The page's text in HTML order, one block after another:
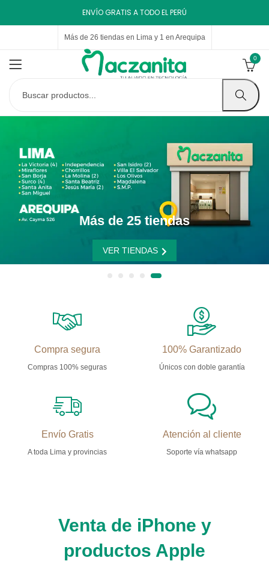
ENVÍO GRATIS A TODO EL PERÚ
Más de 26 tiendas en Lima y 1 en Arequipa
0
Más de 25 tiendas
VER TIENDAS
Compra segura
Compras 100% seguras
100% Garantizado
Únicos con doble garantía
Envío Gratis
A toda Lima y provincias
Atención al cliente
Soporte vía whatsapp
Venta de iPhone y
productos Apple